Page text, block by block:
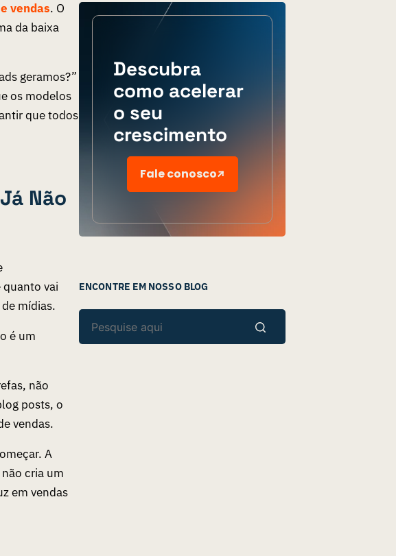
vendas. O
da baixa
geramos?”
os modelos
que todos
Não
quanto vai
mídias.
é um
não
posts, o
vendas.
A
cria um
em vendas
Descubra
como acelerar
o seu
crescimento
Fale conosco
ENCONTRE EM NOSSO BLOG